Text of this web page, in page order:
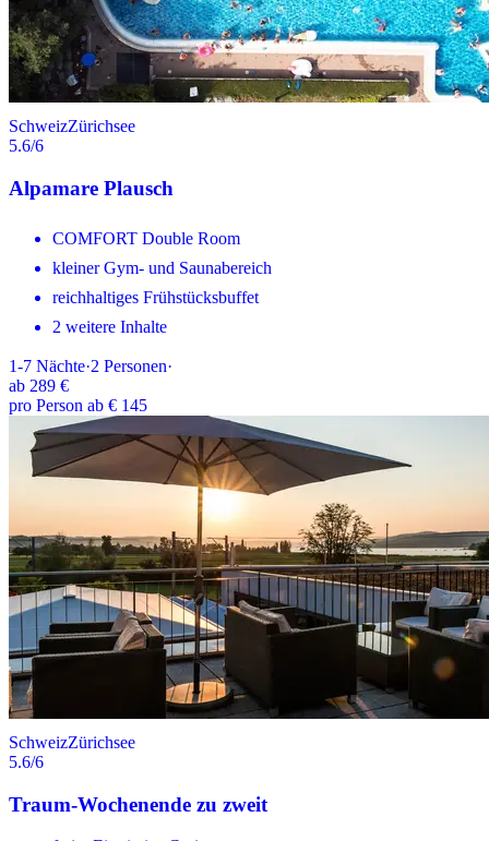
SchweizZürichsee
5.6/6
Alpamare Plausch
COMFORT Double Room
kleiner Gym- und Saunabereich
reichhaltiges Frühstücksbuffet
2 weitere Inhalte
1-7 Nächte·2 Personen·
ab 289 €
pro Person ab € 145
SchweizZürichsee
5.6/6
Traum-Wochenende zu zweit